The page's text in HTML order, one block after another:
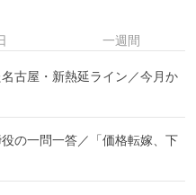
古屋・新熱延ライン／今月か
の一問一答／「価格転嫁、下
一週間